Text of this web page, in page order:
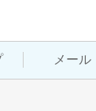
メール